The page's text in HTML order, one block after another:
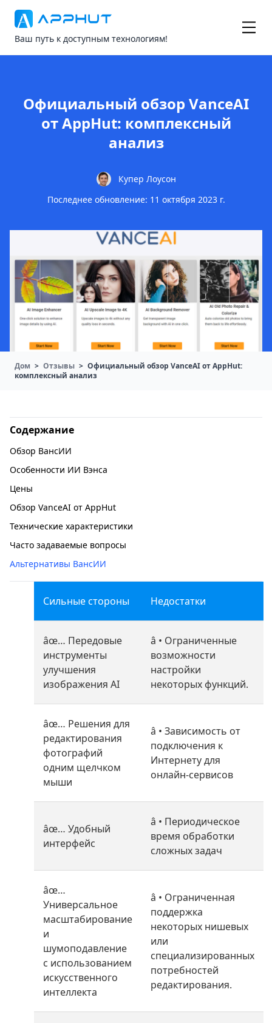
Ваш путь к доступным технологиям!
Официальный обзор VanceAI
от AppHut: комплексный
анализ
Купер Лоусон
Последнее обновление: 11 октября 2023 г.
Дом > Отзывы > Официальный обзор VanceAI от AppHut:
комплексный анализ
Содержание
Обзор ВансИИ
Особенности ИИ Вэнса
Цены
Обзор VanceAI от AppHut
Технические характеристики
Часто задаваемые вопросы
Альтернативы ВансИИ
Сильные стороны Недостатки
âœ… Передовые
инструменты
улучшения
изображения AI
â • Ограниченные
возможности
настройки
некоторых функций.
âœ… Решения для
редактирования
фотографий
одним щелчком
мыши
â • Зависимость от
подключения к
Интернету для
онлайн-сервисов
âœ… Удобный
интерфейс
â • Периодическое
время обработки
сложных задач
âœ…
Универсальное
масштабирование
и
шумоподавление
с использованием
искусственного
интеллекта
â • Ограниченная
поддержка
некоторых нишевых
или
специализированных
потребностей
редактирования.